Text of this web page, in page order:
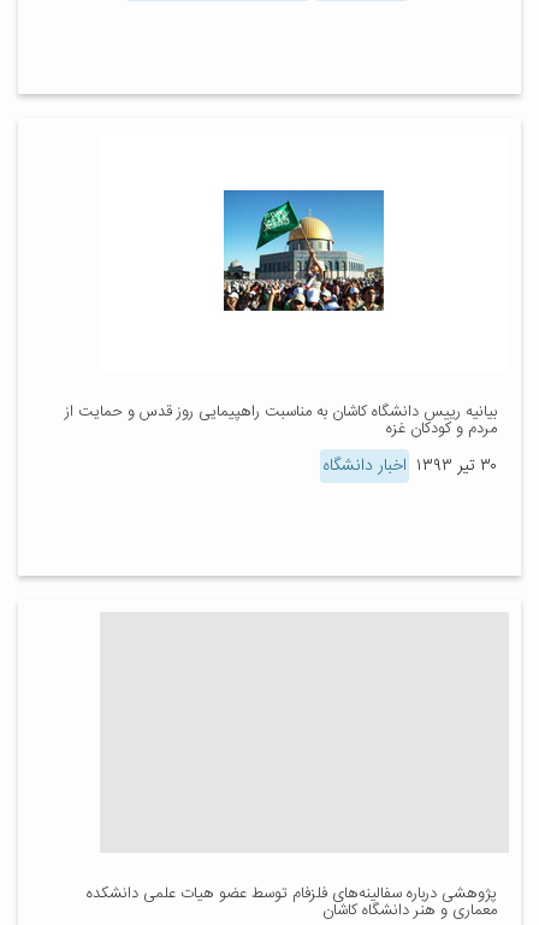
بیانیه رییس دانشگاه کاشان به مناسبت راهپیمایی روز قدس و حمایت از
مردم و کودکان غزه
۳۰ تیر ۱۳۹۳ اخبار دانشگاه
پژوهشی درباره سفالینه‌های فلزفام توسط عضو هیات علمی دانشکده
معماری و هنر دانشگاه کاشان